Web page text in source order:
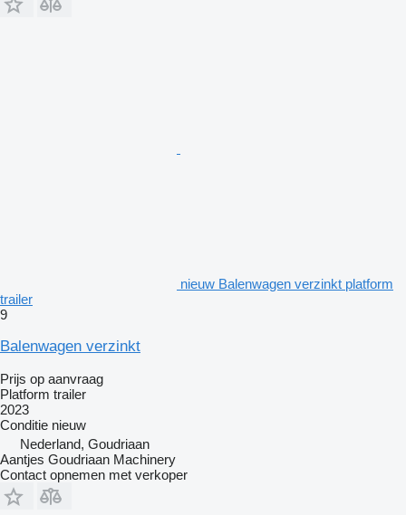
nieuw Balenwagen verzinkt platform
trailer
9
Balenwagen verzinkt
Prijs op aanvraag
Platform trailer
2023
Conditie nieuw
Nederland, Goudriaan
Aantjes Goudriaan Machinery
Contact opnemen met verkoper